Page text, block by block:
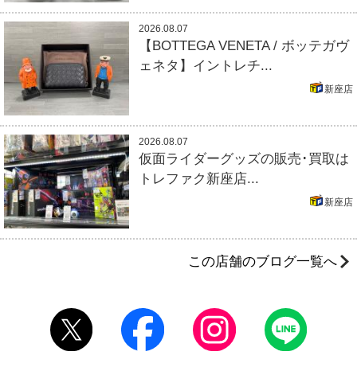
2026.08.07
【BOTTEGA VENETA / ボッテガヴ
ェネタ】イントレチ...
新座店
2026.08.07
仮面ライダーグッズの販売･買取は
トレファク新座店...
新座店
この店舗のブログ一覧へ